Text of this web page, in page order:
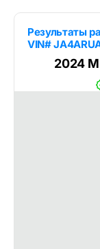
Результаты
VIN#
2024